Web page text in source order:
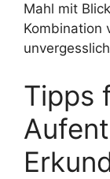
Mahl mit
Kombination
Tipps